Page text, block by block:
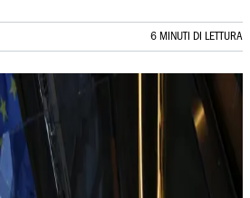
6 MINUTI DI LETTURA